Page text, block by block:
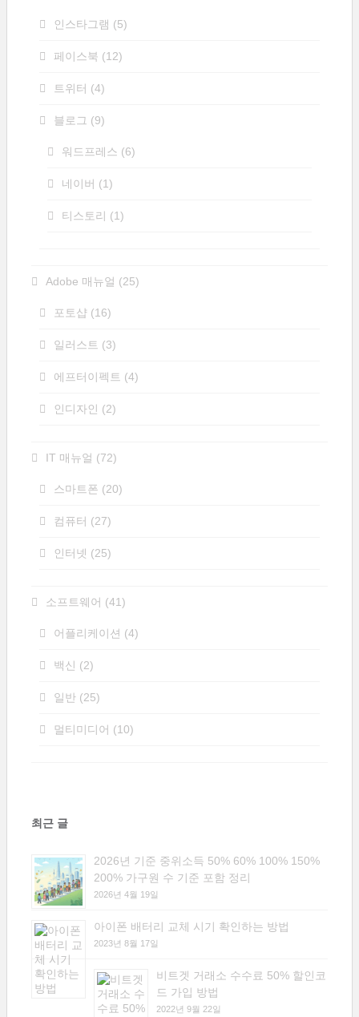
인스타그램 (5)
페이스북 (12)
트위터 (4)
블로그 (9)
워드프레스 (6)
네이버 (1)
티스토리 (1)
Adobe 매뉴얼 (25)
포토샵 (16)
일러스트 (3)
에프터이펙트 (4)
인디자인 (2)
IT 매뉴얼 (72)
스마트폰 (20)
컴퓨터 (27)
인터넷 (25)
소프트웨어 (41)
어플리케이션 (4)
백신 (2)
일반 (25)
멀티미디어 (10)
최근 글
2026년 기준 중위소득 50% 60% 100% 150%
200% 가구원 수 기준 포함 정리
2026년 4월 19일
아이폰 배터리 교체 시기 확인하는 방법
2023년 8월 17일
비트겟 거래소 수수료 50% 할인코
드 가입 방법
2022년 9월 22일